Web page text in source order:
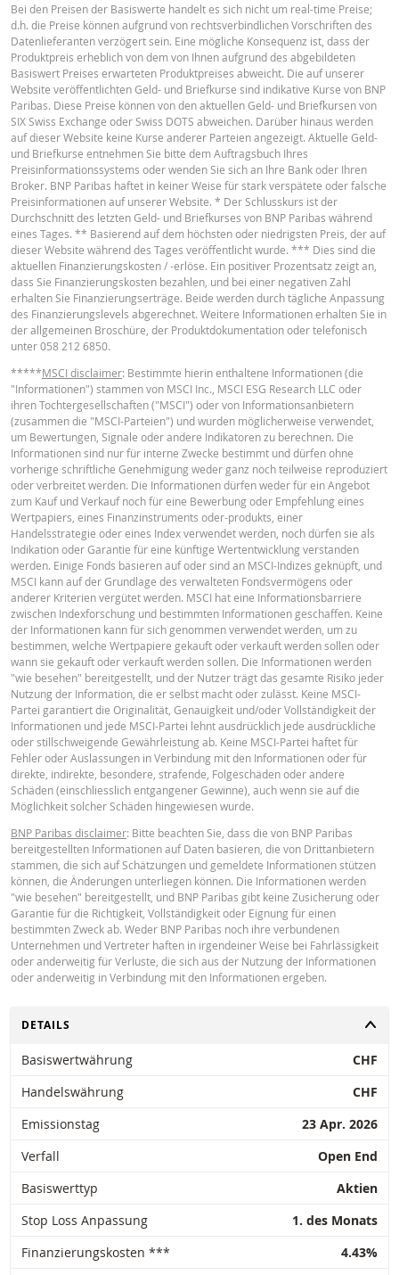
HALTEPERIODE
1 Tag 1 Woche 1 Jahr
AKTUELLE
SITUATION
NEUE
SITUATION
Referenzkurs 81.858
-
Finanzierungslevel
71.3908
-
Stop Loss Level
74.93
-
Leverage
7.83
-
Wert Position
(CHF)
Mini Future (CHF) 2.09 -
Der Mini-Future Rechner dient lediglich Informationszwecken und stellt
ein Angebot noch eine Aufforderung zum Kauf oder Verkauf von
Finanzinstrumenten dar. Wir übernehmen keine Haftung für die
Informationen. Insbesondere ist zu beachten: Der Rechner berücksichtigt
Dividendenzahlungen. Er geht von einer täglichen Anpassungsmöglichkeit
den Stop Loss Level aus, während die Bedingungen der Wertpapiere in der
monatliche Anpassungen vorsehen. Die Ergebnisse des Rechners können
von den tatsächlichen Werten der Mini Future Zertifikate abweichen.
BNP Paribas fungiert nicht als Ihr Rechts- oder Steuerberater,
oder Anlageberater und ist Ihnen gegenüber in Bezug auf den Rechner und /
oder im Zusammenhang mit Transaktionen in Produkten von BNP Paribas
anderen damit verbundenen Transaktionen nicht treuhänderisch
können sich bei Anlageberatungen oder Empfehlungen jeglicher Art nicht
BNP Paribas verlassen. Obwohl die angegebenen Preise auf Informationen
beruhen, die als zuverlässig gelten, kann deren Richtigkeit oder
nicht garantiert werden. BNP Paribas gibt keine Garantie in Bezug auf die
Rechner bereitgestellten Informationen und übernimmt keinerlei Haftung
direkte, indirekte, besondere, zufällige, immaterielle oder Folgeschäden
(einschliesslich entgangenen Gewinns), die in irgendeiner Weise aus der
Verwendung des Rechners durch Sie entstehen oder Ihre Berater oder die
enthaltenen Informationen. Die eingegebenen Wechselkursdaten stammen
BNP Paribas und gelten ausschliesslich zu dem angegebenen Datum. Die
Rechner angezeigten Preise sind Richtwerte und dienen nur zu
Informationszwecken. Preisinformationen sind keine Aufforderung oder ein
Angebot zum Kauf oder Verkauf von Wertpapieren oder anderen
Finanzinstrumenten. Die Informationen sind ausschließlich für die
beabsichtigten Empfänger bestimmt. Ohne die vorherige ausdrückliche
Genehmigung von BNP Paribas ist es nicht gestattet, diese Informationen
oder teilweise für irgendeinen Zweck zu reproduzieren, zu verbreiten oder
kopieren. Für weitere Informationen kontaktieren Sie bitte BNP Paribas.
Deutsch PDF
English PDF
Français PDF
BASISPROSPEKT
English PDF
TERMSHEET
Deutsch (Schweiz)
FINAL TERMS
Deutsch (Schweiz)
BASISINFORMATIONSBLATT
Key Information Document (DE) PDF
Key Information Document (EN)
Key Information Document (FR)
PREISINFORMATION
Latest Product Quotes CSV
Bei den Preisen der Basiswerte handelt es sich nicht um real-time Preise;
d.h. die Preise können aufgrund von rechtsverbindlichen Vorschriften des
Datenlieferanten verzögert sein. Eine mögliche Konsequenz ist, dass der
Produktpreis erheblich von dem von Ihnen aufgrund des abgebildeten
Basiswert Preises erwarteten Produktpreises abweicht. Die auf unserer
Website veröffentlichten Geld- und Briefkurse sind indikative Kurse von BNP
Paribas. Diese Preise können von den aktuellen Geld- und Briefkursen von
SIX Swiss Exchange oder Swiss DOTS abweichen. Darüber hinaus werden
auf dieser Website keine Kurse anderer Parteien angezeigt. Aktuelle Geld-
und Briefkurse entnehmen Sie bitte dem Auftragsbuch Ihres
Preisinformationssystems oder wenden Sie sich an Ihre Bank oder Ihren
Broker. BNP Paribas haftet in keiner Weise für stark verspätete oder falsche
Preisinformationen auf unserer Website. * Der Schlusskurs ist der
Durchschnitt des letzten Geld- und Briefkurses von BNP Paribas während
eines Tages. ** Basierend auf dem höchsten oder niedrigsten Preis, der auf
dieser Website während des Tages veröffentlicht wurde. *** Dies sind die
aktuellen Finanzierungskosten / -erlöse. Ein positiver Prozentsatz zeigt an,
dass Sie Finanzierungskosten bezahlen, und bei einer negativen Zahl
erhalten Sie Finanzierungserträge. Beide werden durch tägliche Anpassung
des Finanzierungslevels abgerechnet. Weitere Informationen erhalten Sie in
der allgemeinen Broschüre, der Produktdokumentation oder telefonisch
unter 058 212 6850.
*****MSCI disclaimer: Bestimmte hierin enthaltene Informationen (die
"Informationen") stammen von MSCI Inc., MSCI ESG Research LLC oder
ihren Tochtergesellschaften ("MSCI") oder von Informationsanbietern
(zusammen die "MSCI-Parteien") und wurden möglicherweise verwendet,
um Bewertungen, Signale oder andere Indikatoren zu berechnen. Die
Informationen sind nur für interne Zwecke bestimmt und dürfen ohne
vorherige schriftliche Genehmigung weder ganz noch teilweise reproduziert
oder verbreitet werden. Die Informationen dürfen weder für ein Angebot
zum Kauf und Verkauf noch für eine Bewerbung oder Empfehlung eines
Wertpapiers, eines Finanzinstruments oder-produkts, einer
Handelsstrategie oder eines Index verwendet werden, noch dürfen sie als
Indikation oder Garantie für eine künftige Wertentwicklung verstanden
werden. Einige Fonds basieren auf oder sind an MSCI-Indizes geknüpft, und
MSCI kann auf der Grundlage des verwalteten Fondsvermögens oder
anderer Kriterien vergütet werden. MSCI hat eine Informationsbarriere
zwischen Indexforschung und bestimmten Informationen geschaffen. Keine
der Informationen kann für sich genommen verwendet werden, um zu
bestimmen, welche Wertpapiere gekauft oder verkauft werden sollen oder
wann sie gekauft oder verkauft werden sollen. Die Informationen werden
"wie besehen" bereitgestellt, und der Nutzer trägt das gesamte Risiko jeder
Nutzung der Information, die er selbst macht oder zulässt. Keine MSCI-
Partei garantiert die Originalität, Genauigkeit und/oder Vollständigkeit der
Informationen und jede MSCI-Partei lehnt ausdrücklich jede ausdrückliche
oder stillschweigende Gewährleistung ab. Keine MSCI-Partei haftet für
Fehler oder Auslassungen in Verbindung mit den Informationen oder für
direkte, indirekte, besondere, strafende, Folgeschäden oder andere
Schäden (einschliesslich entgangener Gewinne), auch wenn sie auf die
Möglichkeit solcher Schäden hingewiesen wurde.
BNP Paribas disclaimer: Bitte beachten Sie, dass die von BNP Paribas
bereitgestellten Informationen auf Daten basieren, die von Drittanbietern
stammen, die sich auf Schätzungen und gemeldete Informationen stützen
können, die Änderungen unterliegen können. Die Informationen werden
"wie besehen" bereitgestellt, und BNP Paribas gibt keine Zusicherung oder
Garantie für die Richtigkeit, Vollständigkeit oder Eignung für einen
bestimmten Zweck ab. Weder BNP Paribas noch ihre verbundenen
Unternehmen und Vertreter haften in irgendeiner Weise bei Fahrlässigkeit
oder anderweitig für Verluste, die sich aus der Nutzung der Informationen
oder anderweitig in Verbindung mit den Informationen ergeben.
UMSCHALTEN
DETAILS
Basiswertwährung
CHF
Handelswährung
CHF
Emissionstag
23 Apr. 2026
Verfall
Open End
Basiswerttyp
Aktien
Stop Loss Anpassung
1. des Monats
Finanzierungskosten ***
4.43%